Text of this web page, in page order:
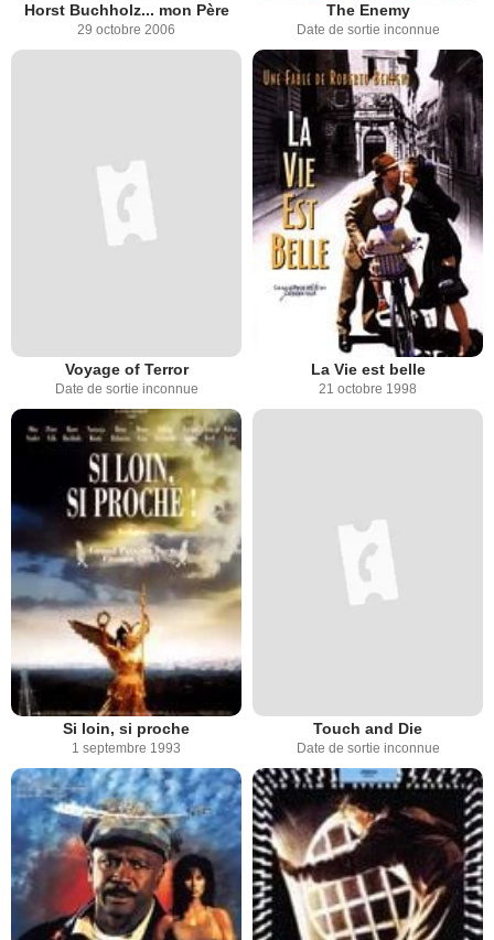
Horst Buchholz... mon Père
29 octobre 2006
The Enemy
Date de sortie inconnue
Voyage of Terror
Date de sortie inconnue
La Vie est belle
21 octobre 1998
Si loin, si proche
1 septembre 1993
Touch and Die
Date de sortie inconnue